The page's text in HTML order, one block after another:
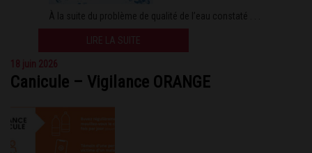
À la suite du problème de qualité de l’eau constaté . . .
LIRE LA SUITE
18 juin 2026
Canicule – Vigilance ORANGE